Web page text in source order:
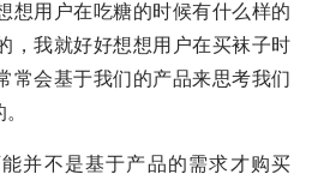
想用户在吃糖的时候有什么样的
，我就好好想想用户在买袜子时
常会基于我们的产品来思考我们
并不是基于产品的需求才购买